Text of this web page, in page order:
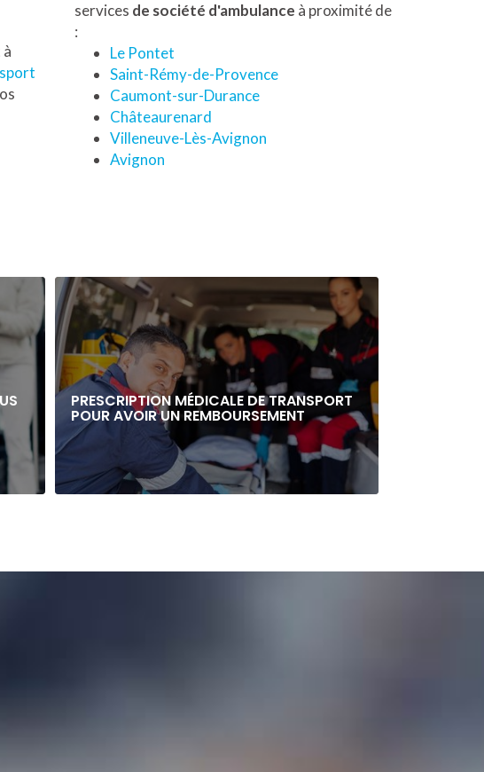
services de société d'ambulance à proximité de
:
Le Pontet
Saint-Rémy-de-Provence
Caumont-sur-Durance
Châteaurenard
Villeneuve-Lès-Avignon
Avignon
PRESCRIPTION MÉDICALE DE TRANSPORT
POUR AVOIR UN REMBOURSEMENT